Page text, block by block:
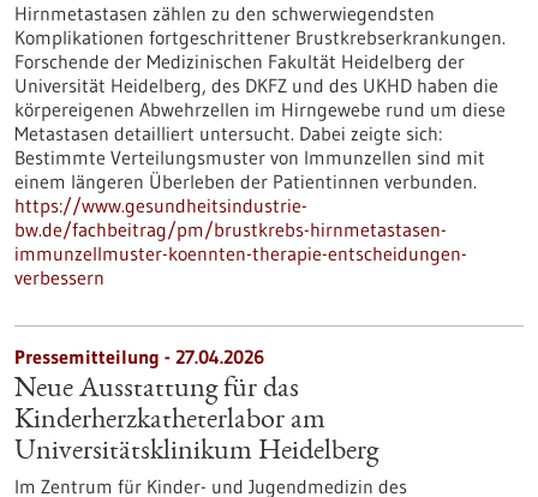
Hirnmetastasen zählen zu den schwerwiegendsten
Komplikationen fortgeschrittener Brustkrebserkrankungen.
Forschende der Medizinischen Fakultät Heidelberg der
Universität Heidelberg, des DKFZ und des UKHD haben die
körpereigenen Abwehrzellen im Hirngewebe rund um diese
Metastasen detailliert untersucht. Dabei zeigte sich:
Bestimmte Verteilungsmuster von Immunzellen sind mit
einem längeren Überleben der Patientinnen verbunden.
https://www.gesundheitsindustrie-
bw.de/fachbeitrag/pm/brustkrebs-hirnmetastasen-
immunzellmuster-koennten-therapie-entscheidungen-
verbessern
Pressemitteilung - 27.04.2026
Neue Ausstattung für das
Kinderherzkatheterlabor am
Universitätsklinikum Heidelberg
Im Zentrum für Kinder- und Jugendmedizin des